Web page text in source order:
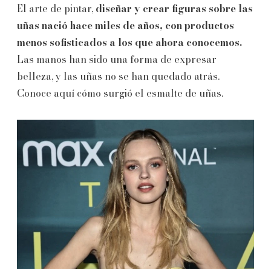
El arte de pintar, diseñar y crear figuras sobre las
uñas nació hace miles de años, con productos
menos sofisticados a los que ahora conocemos.
Las manos han sido una forma de expresar
belleza, y las uñas no se han quedado atrás.
Conoce aquí cómo surgió el esmalte de uñas.